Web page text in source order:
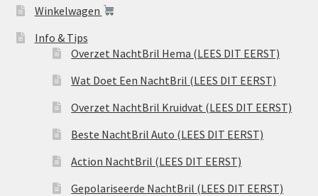
Winkelwagen
Info & Tips
Overzet NachtBril Hema (LEES DIT EERST)
Wat Doet Een NachtBril (LEES DIT EERST)
Overzet NachtBril Kruidvat (LEES DIT EERST)
Beste NachtBril Auto (LEES DIT EERST)
Action NachtBril (LEES DIT EERST)
Gepolariseerde NachtBril (LEES DIT EERST)